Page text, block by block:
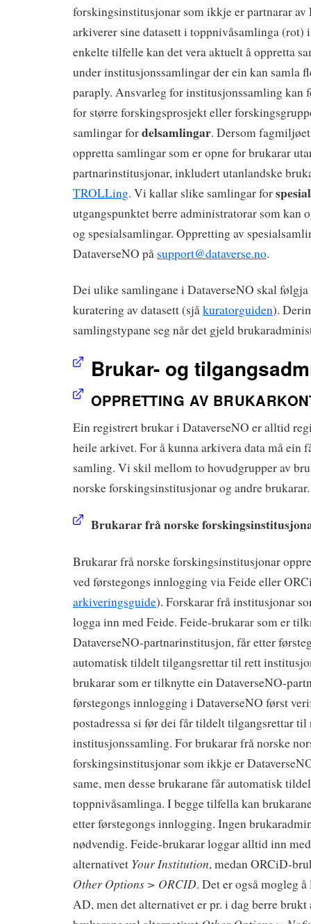
forskingsinstitusjonar som ikkje er partnarar av
arkiverer sine datasett i toppnivåsamlinga (rot)
enkelte tilfelle kan det vera aktuelt å oppretta
under institusjonssamlingar der ein kan samla
paraply. Ansvarleg for institusjonssamling kan
for større forskingsprosjekt eller
samlingar fordelsamlingar. Dersom
oppretta samlingar som er opne for brukarar
partnarinstitusjonar, inkludert utanlandske
TROLLing. Vi kallar slike samlingar for
utgangspunktet berre administratorar som kan
og spesialsamlingar. Oppretting av
DataverseNO på support@dataverse.no.
Dei ulike samlingane i DataverseNO skal følgja
kuratering av datasett (sjåkuratorguiden).
samlingstypane seg når det gjeld
Brukar- og
OPPRETTING AV
Ein registrert brukar i DataverseNO er alltid
heile arkivet. For å kunna arkivera data må ein
samling. Vi skil mellom to hovudgrupper av
norske forskingsinstitusjonar og andre brukarar.
Brukarar frå norske
Brukarar frå norske forskingsinstitusjonar
ved førstegongs innlogging via Feide eller
arkiveringsguide). Forskarar frå institusjonar
logga inn med Feide. Feide-brukarar som er
DataverseNO-partnarinstitusjon, får etter
automatisk tildelt tilgangsrettar til rett
brukarar som er tilknytte ein DataverseNO-
førstegongs innlogging i DataverseNO først
postadressa si før dei får tildelt tilgangsrettar til
institusjonssamling. For brukarar frå norske
forskingsinstitusjonar som ikkje er
same, men desse brukarane får automatisk
toppnivåsamlinga. I begge tilfella kan
etter førstegongs innlogging. Ingen
nødvendig. Feide-brukarar loggar alltid inn
alternativet Your Institution, medan ORCiD-
Other Options > ORCID. Det er også mogleg
AD, men det alternativet er pr. i dag berre brukt